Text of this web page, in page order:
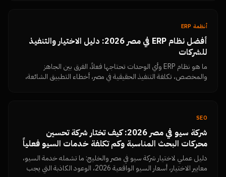
أنظمة ERP
أفضل نظام ERP في مصر 2026: دليل الاختيار والتنفيذ
للشركات
ما هو نظام ERP وأي الوحدات تحتاجها فعلاً، الفرق بين الجاهز
والمخصص، تكلفة التنفيذ الحقيقية في مصر، أخطاء التطبيق الشائعة،
SEO
شركة سيو في مصر 2026: كيف تختار شركة تحسين
محركات البحث المناسبة وكم تكلفة خدمات السيو فعلياً
دليل عملي لاختيار شركة سيو في مصر والخليج: ما تشمله خدمة السيو،
معايير الاختيار، أسعار السيو الواقعية 2026، الوعود الكاذبة التي يجب